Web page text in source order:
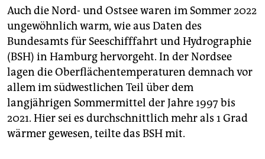
Auch die Nord- und Ostsee waren im Sommer 2022
ungewöhnlich warm, wie aus Daten des
Bundesamts für Seeschifffahrt und Hydrographie
(BSH) in Hamburg hervorgeht. In der Nordsee
lagen die Oberflächentemperaturen demnach vor
allem im südwestlichen Teil über dem
langjährigen Sommermittel der Jahre 1997 bis
2021. Hier sei es durchschnittlich mehr als 1 Grad
wärmer gewesen, teilte das BSH mit.